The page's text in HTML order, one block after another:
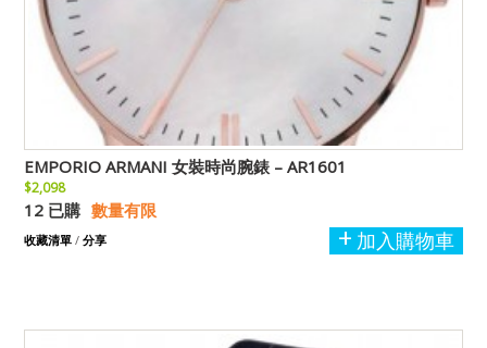
EMPORIO ARMANI 女裝時尚腕錶 – AR1601
$2,098
12 已購 數量有限
加入購物車
收藏清單 / 分享